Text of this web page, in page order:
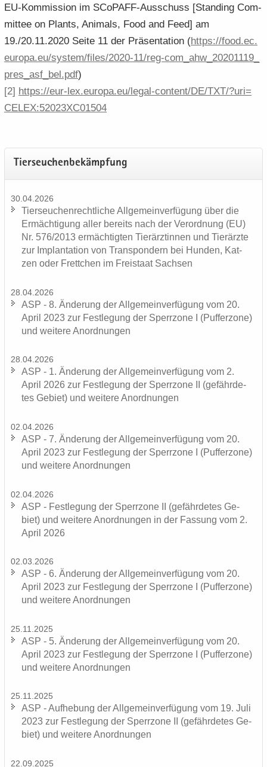
EU-​Kommission im SCoPAFF-​Ausschuss [Stan­ding Com­
mit­tee on Plants, Ani­mals, Food and Feed] am
19./20.11.2020 Seite 11 der Prä­sen­ta­ti­on (https:/​/​food.​ec.​
europa.​eu/​system/​files/​2020-​11/​reg-​​com_​ahw_​20201119_​
pres_​asf_​bel.​pdf)
[2] https:/​/​eur-​​lex.​europa.​eu/​legal-​​content/​DE/​TXT/​?​uri=​
CELEX:52023XC01504
Tier­seu­chen­be­kämp­fung
30.04.2026
Tier­seu­chen­recht­li­che All­ge­mein­ver­fü­gung über die
Er­mäch­ti­gung aller be­reits nach der Ver­ord­nung (EU)
Nr. 576/2013 er­mäch­tig­ten Tier­ärz­tin­nen und Tier­ärz­te
zur Im­plan­ta­ti­on von Trans­pon­dern bei Hun­den, Kat­
zen oder Frett­chen im Frei­staat Sach­sen
28.04.2026
ASP - 8. Än­de­rung der All­ge­mein­ver­fü­gung vom 20.
April 2023 zur Fest­le­gung der Sperr­zo­ne I (Puf­fer­zo­ne)
und wei­te­re An­ord­nun­gen
28.04.2026
ASP - 1. Än­de­rung der All­ge­mein­ver­fü­gung vom 2.
April 2026 zur Fest­le­gung der Sperr­zo­ne II (ge­fähr­de­
tes Ge­biet) und wei­te­re An­ord­nun­gen
02.04.2026
ASP - 7. Än­de­rung der All­ge­mein­ver­fü­gung vom 20.
April 2023 zur Fest­le­gung der Sperr­zo­ne I (Puf­fer­zo­ne)
und wei­te­re An­ord­nun­gen
02.04.2026
ASP - Fest­le­gung der Sperr­zo­ne II (ge­fähr­de­tes Ge­
biet) und wei­te­re An­ord­nun­gen in der Fas­sung vom 2.
April 2026
02.03.2026
ASP - 6. Än­de­rung der All­ge­mein­ver­fü­gung vom 20.
April 2023 zur Fest­le­gung der Sperr­zo­ne I (Puf­fer­zo­ne)
und wei­te­re An­ord­nun­gen
25.11.2025
ASP - 5. Än­de­rung der All­ge­mein­ver­fü­gung vom 20.
April 2023 zur Fest­le­gung der Sperr­zo­ne I (Puf­fer­zo­ne)
und wei­te­re An­ord­nun­gen
25.11.2025
ASP - Auf­he­bung der All­ge­mein­ver­fü­gung vom 19. Juli
2023 zur Fest­le­gung der Sperr­zo­ne II (ge­fähr­de­tes Ge­
biet) und wei­te­re An­ord­nun­gen
22.09.2025